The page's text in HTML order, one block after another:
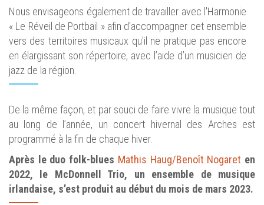
Nous envisageons également de travailler avec l'Harmonie
« Le Réveil de Portbail » afin d’accompagner cet ensemble
vers des territoires musicaux qu'il ne pratique pas encore
en élargissant son répertoire, avec l’aide d’un musicien de
jazz de la région.
De la même façon, et par souci de faire vivre la musique tout
au long de l’année, un concert hivernal des Arches est
programmé à la fin de chaque hiver.
Après le duo folk-blues Mathis Haug/Benoît Nogaret en
2022, le McDonnell Trio, un ensemble de musique
irlandaise, s’est produit au début du mois de mars 2023.